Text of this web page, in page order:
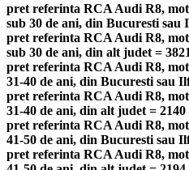
pret referinta RCA Audi R8,
sub 30 de ani, din Bucuresti sau
pret referinta RCA Audi R8,
sub 30 de ani, din alt judet =
pret referinta RCA Audi R8,
31-40 de ani, din Bucuresti sau
pret referinta RCA Audi R8,
31-40 de ani, din alt judet =
pret referinta RCA Audi R8,
41-50 de ani, din Bucuresti sau
pret referinta RCA Audi R8,